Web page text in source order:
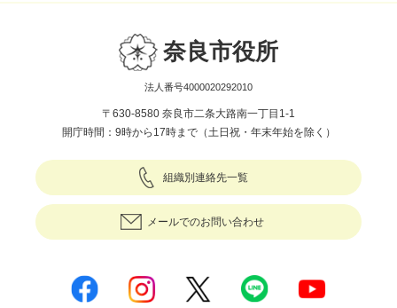
奈良市役所
法人番号4000020292010
〒630-8580 奈良市二条大路南一丁目1-1
開庁時間：9時から17時まで（土日祝・年末年始を除く）
組織別連絡先一覧
メールでのお問い合わせ